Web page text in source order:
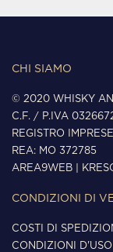
CHI SIAMO
© 2020 WHISKY
C.F. / P.IVA
REGISTRO
REA: MO 372785
AREA9WEB
CONDIZIONI DI
COSTI DI
CONDIZIONI D'USO